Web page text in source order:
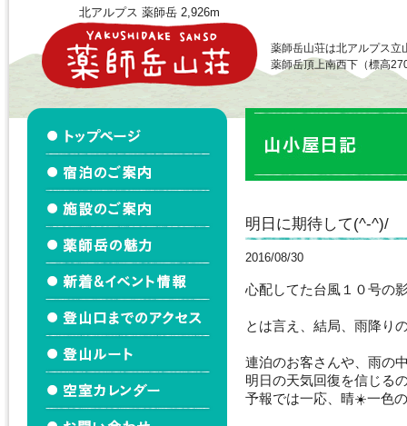
北アルプス 薬師岳 2,926m
薬師岳山荘は北アルプス立
薬師岳頂上南西下（標高
明日に期待して(^-^)/
2016/08/30
心配してた台風１０号の
とは言え、結局、雨降り
連泊のお客さんや、雨の
明日の天気回復を信じる
予報では一応、晴☀️一色